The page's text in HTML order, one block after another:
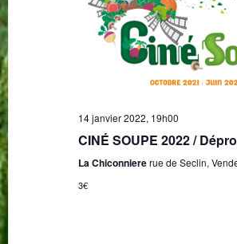
14 janvier 2022, 19h00
CINÉ SOUPE 2022 /
La Chiconniererue de Seclin,
3€